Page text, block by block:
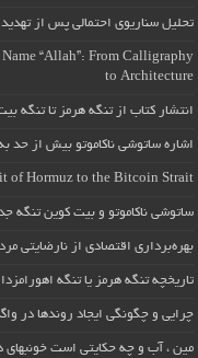
تحلیل سناریوی احتمالی پس از
“Allah”: From Calligraphy
to Architecture
انتشار کتاب از تنگه هرمز تا تنگه
اشاره ساتوشی ناکاموتو بیش از حد
of Hormuz to the Bitcoin Strait
ساتوشی ناکاموتو و بیت کوین تنگه
بهره‌برداری اقتصادی از نارضایتی
تاریخچه تنگه هرمز یا تنگه اهورامزدا
چرایی و چگونگی ایجاد روندها در
مین ، آب و چه حکایتی است خونبهای